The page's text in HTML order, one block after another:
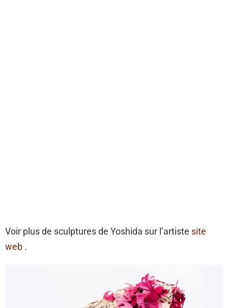
Voir plus de sculptures de Yoshida sur l’artiste site
web .